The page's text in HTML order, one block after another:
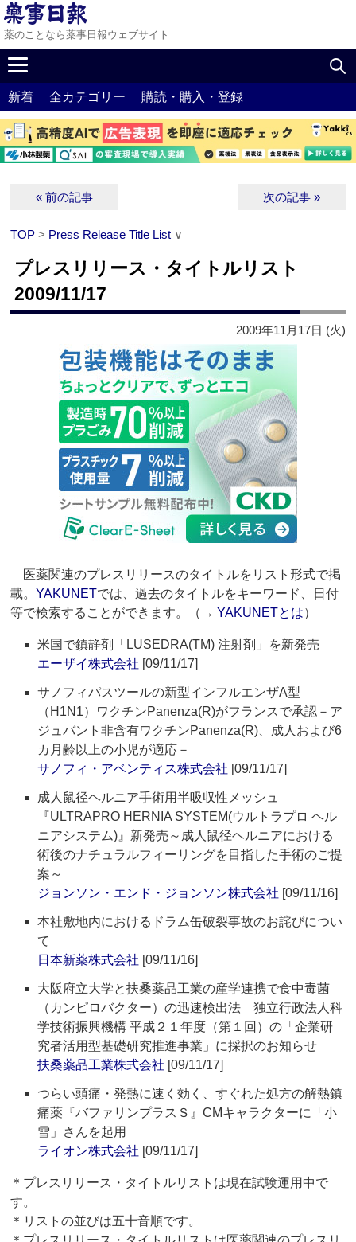
薬のことなら薬事日報ウェブサイト
新着 全カテゴリー 購読・購入・登録
« 前の記事 次の記事 »
TOP > Press Release Title List ∨
プレスリリース・タイトルリスト
2009/11/17
2009年11月17日 (火)
医薬関連のプレスリリースのタイトルをリスト形式で掲
載。YAKUNETでは、過去のタイトルをキーワード、日付
等で検索することができます。（→YAKUNETとは）
米国で鎮静剤「LUSEDRA(TM) 注射剤」を新発売
エーザイ株式会社 [09/11/17]
サノフィパスツールの新型インフルエンザA型
（H1N1）ワクチンPanenza(R)がフランスで承認－ア
ジュバント非含有ワクチンPanenza(R)、成人および6
カ月齢以上の小児が適応－
サノフィ・アベンティス株式会社 [09/11/17]
成人鼠径ヘルニア手術用半吸収性メッシュ
『ULTRAPRO HERNIA SYSTEM(ウルトラプロ ヘル
ニアシステム)』新発売～成人鼠径ヘルニアにおける
術後のナチュラルフィーリングを目指した手術のご提
案～
ジョンソン・エンド・ジョンソン株式会社 [09/11/16]
本社敷地内におけるドラム缶破裂事故のお詫びについ
て
日本新薬株式会社 [09/11/16]
大阪府立大学と扶桑薬品工業の産学連携で食中毒菌
（カンピロバクター）の迅速検出法 独立行政法人科
学技術振興機構 平成２１年度（第１回）の「企業研
究者活用型基礎研究推進事業」に採択のお知らせ
扶桑薬品工業株式会社 [09/11/17]
つらい頭痛・発熱に速く効く、すぐれた処方の解熱鎮
痛薬『バファリンプラスＳ』CMキャラクターに「小
雪」さんを起用
ライオン株式会社 [09/11/17]
＊プレスリリース・タイトルリストは現在試験運用中で
す。
＊リストの並びは五十音順です。